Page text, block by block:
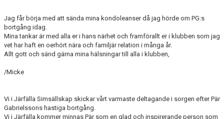
Jag får börja med att sända mina kondoleanser då jag hörde om PG:s
bortgång idag.
Mina tankar är med alla er i hans närhet och framförallt er i klubben som jag
vet har haft en oerhört nära och familjär relation i många år.
Allt gott och sänd gärna mina hälsningar till alla i klubben,
/Micke
Vi i Järfälla Simsällskap skickar vårt varmaste deltagande i sorgen efter Pär
Gabrielssons hastiga bortgång.
Vi i Järfälla kommer minnas Pär som en glad och inspirerande person som